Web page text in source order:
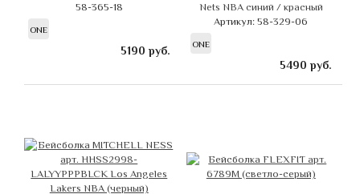
58-365-18
ONE
5190 руб.
Nets NBA синий / красный
Артикул: 58-329-06
ONE
5490 руб.